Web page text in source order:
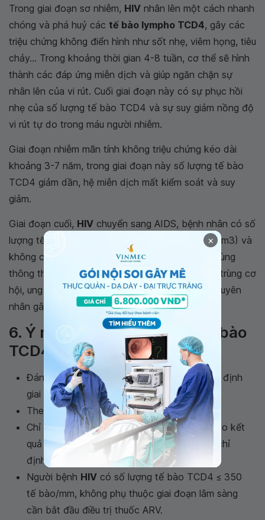
Trong giai đoạn sơ nhiễm, HIV nhân lên một cách nhanh
chóng và phá huỷ các tế bào lympho TCD4, gây các
triệu chứng không điển hình như sốt nhẹ, viêm họng, tiêu
chảy... Trong khoảng thời gian 4-8 tuần, cơ thể sẽ hình
thành các đáp ứng miễn dịch và giúp ngăn chặn sự
nhân lên của vi rút. Cuối giai đoạn này có sự phục hồi
nhẹ của số lượng tế bào TCD4 và sự suy giảm nồng độ
vi rút tự do trong máu người nhiễm.
Giai đoạn nhiễm mãn tính không triệu chứng kéo dài
khoảng 3-7 năm, trong giai đoạn này số lượng tế bào
TCD4 giảm dần, hệ miễn dịch mất kiểm soát và suy
giảm.
Giai đoạn cuối, HIV chuyển sang AIDS, bệnh nhân có số
lượng tế bào TCD4 rất thấp (dưới 200 tế bào/mm3) và
không có khả năng chống đỡ các bệnh nhiễm trùng
thông thường, cơ thể xuất hiện các bệnh nhiễm trùng cơ
hội, ung thư và chính các bệnh này thường là nguyên
nhân gây tử vong cho người bệnh.
6. Ý nghĩa của xét nghiệm tế bào
TCD4 trong điều trị HIV/AIDS
Đánh giá mức độ suy giảm miễn dịch và xác định
giai đoạn bệnh HIV
Theo dõi diễn tiến của bệnh.
Chỉ định điều trị thuốc kháng virus (ARV) theo kết
quả đếm tế bào TCD4. Tiêu chuẩn bắt đầu chỉ
định điều trị ARV khi:
Người bệnh HIV có số lượng tế bào TCD4 ≤ 350
tế bào/mm, không phụ thuộc giai đoạn lâm sàng
cần bắt đầu điều trị thuốc ARV.
×